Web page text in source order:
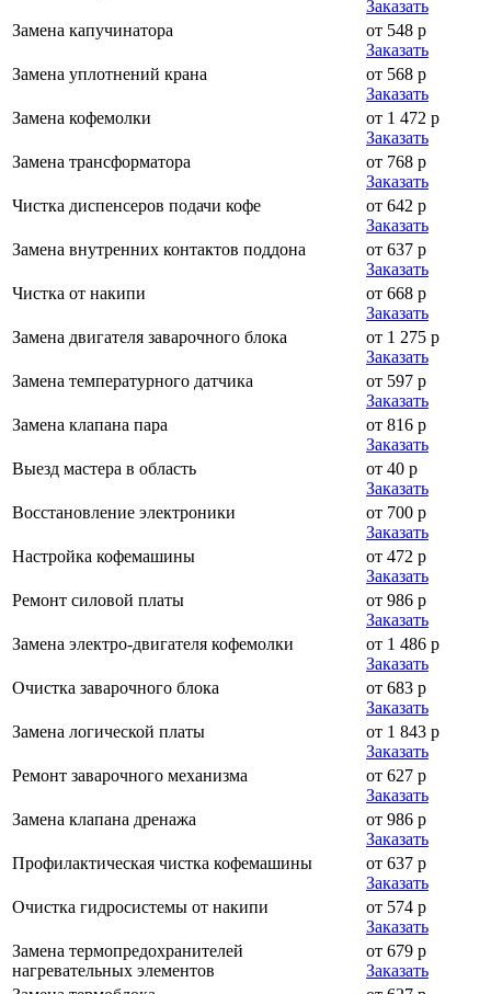
Заказать
Замена капучинатора
от 548 р
Заказать
Замена уплотнений крана
от 568 р
Заказать
Замена кофемолки
от 1 472 р
Заказать
Замена трансформатора
от 768 р
Заказать
Чистка диспенсеров подачи кофе
от 642 р
Заказать
Замена внутренних контактов поддона
от 637 р
Заказать
Чистка от накипи
от 668 р
Заказать
Замена двигателя заварочного блока
от 1 275 р
Заказать
Замена температурного датчика
от 597 р
Заказать
Замена клапана пара
от 816 р
Заказать
Выезд мастера в область
от 40 р
Заказать
Восстановление электроники
от 700 р
Заказать
Настройка кофемашины
от 472 р
Заказать
Ремонт силовой платы
от 986 р
Заказать
Замена электро-двигателя кофемолки
от 1 486 р
Заказать
Очистка заварочного блока
от 683 р
Заказать
Замена логической платы
от 1 843 р
Заказать
Ремонт заварочного механизма
от 627 р
Заказать
Замена клапана дренажа
от 986 р
Заказать
Профилактическая чистка кофемашины
от 637 р
Заказать
Очистка гидросистемы от накипи
от 574 р
Заказать
Замена термопредохранителей
нагревательных элементов
от 679 р
Заказать